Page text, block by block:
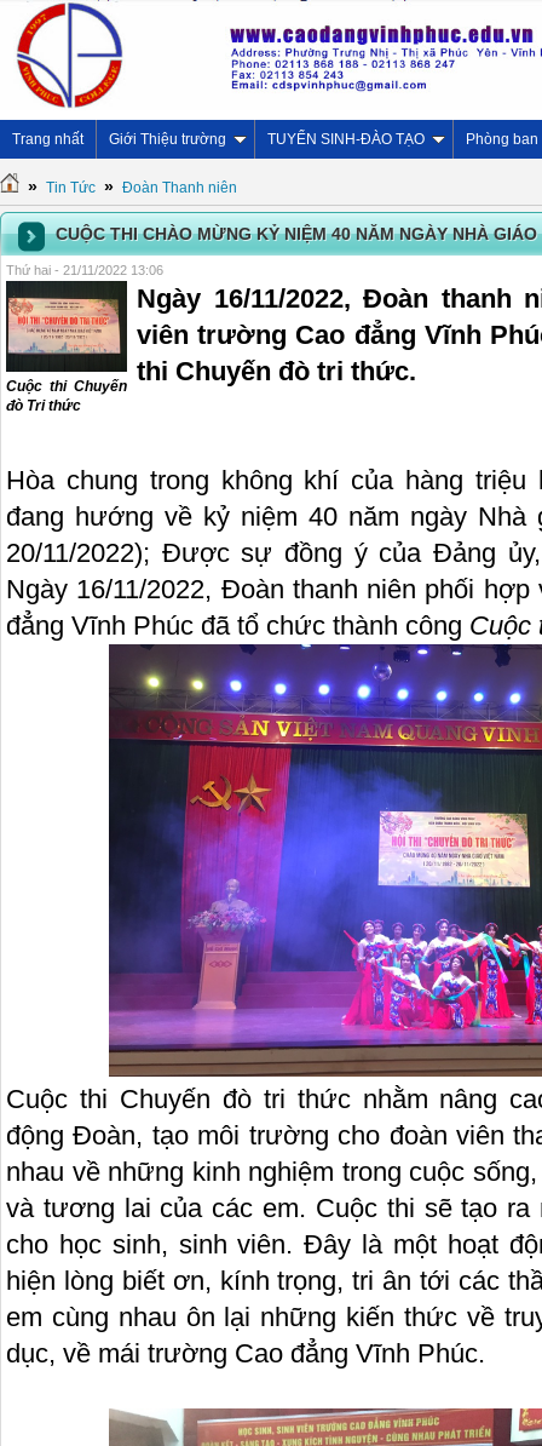
Trang nhất Giới Thiệu trường TUYỂN SINH-ĐÀO TẠO Phòng ban
» Tin Tức » Đoàn Thanh niên
CUỘC THI CHÀO MỪNG KỶ NIỆM 40 NĂM NGÀY NHÀ
Thứ hai - 21/11/2022 13:06
Cuộc thi Chuyến
đò Tri thức
Ngày 16/11/2022, Đoàn
viên trường Cao đẳng Vĩnh
thi Chuyến đò tri thức.
Hòa chung trong không khí của hàng
đang hướng về kỷ niệm 40 năm ngày Nhà
20/11/2022); Được sự đồng ý của Đảng
Ngày 16/11/2022, Đoàn thanh niên phối
đẳng Vĩnh Phúc đã tổ chức thành công Cuộc
Cuộc thi Chuyến đò tri thức nhằm nâng
động Đoàn, tạo môi trường cho đoàn viên
nhau về những kinh nghiệm trong cuộc
và tương lai của các em. Cuộc thi sẽ tạo
cho học sinh, sinh viên. Đây là một hoạt
hiện lòng biết ơn, kính trọng, tri ân tới các
em cùng nhau ôn lại những kiến thức về
dục, về mái trường Cao đẳng Vĩnh Phúc.